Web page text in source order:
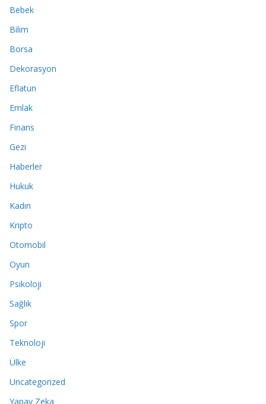
Bebek
Bilim
Borsa
Dekorasyon
Eflatun
Emlak
Finans
Gezi
Haberler
Hukuk
Kadın
Kripto
Otomobil
Oyun
Psikoloji
Sağlık
Spor
Teknoloji
Ülke
Uncategorized
Yapay Zeka